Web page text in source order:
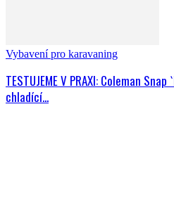
Vybavení pro karavaning
TESTUJEME V PRAXI: Coleman
chladící...